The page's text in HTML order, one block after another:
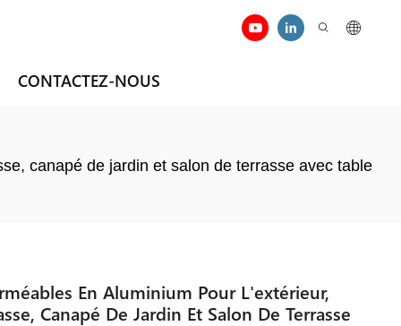
CONTACTEZ-NOUS
canapé de jardin et salon de terrasse avec table
En Aluminium Pour L'extérieur,
Canapé De Jardin Et Salon De Terrasse